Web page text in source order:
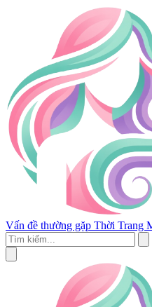
Vấn đề thường gặp Thời Trang